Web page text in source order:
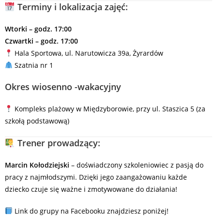
Terminy i lokalizacja zajęć:
Wtorki – godz. 17:00
Czwartki – godz. 17:00
Hala Sportowa, ul. Narutowicza 39a, Żyrardów
Szatnia nr 1
Okres wiosenno -wakacyjny
Kompleks plażowy w Międzyborowie, przy ul. Staszica 5 (za
szkołą podstawową)
Trener prowadzący:
Marcin Kołodziejski – doświadczony szkoleniowiec z pasją do
pracy z najmłodszymi. Dzięki jego zaangażowaniu każde
dziecko czuje się ważne i zmotywowane do działania!
Link do grupy na Facebooku znajdziesz poniżej!